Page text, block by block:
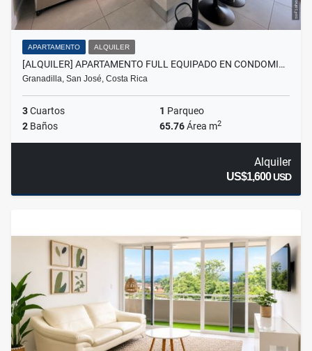
APARTAMENTO ALQUILER
[ALQUILER] APARTAMENTO FULL EQUIPADO EN CONDOMI…
Granadilla, San José, Costa Rica
3Cuartos 1 Parqueo
2 Baños 65.76Área m2
Alquiler
US$1,600USD